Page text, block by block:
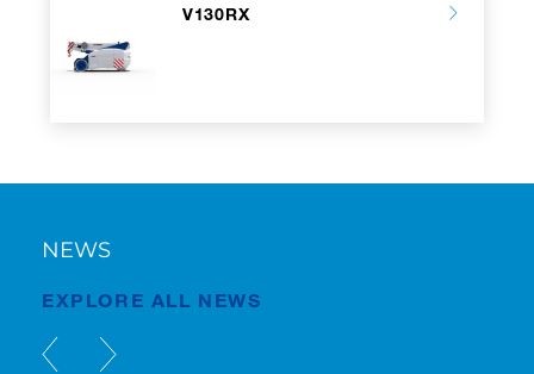
V130RX
NEWS
EXPLORE ALL NEWS